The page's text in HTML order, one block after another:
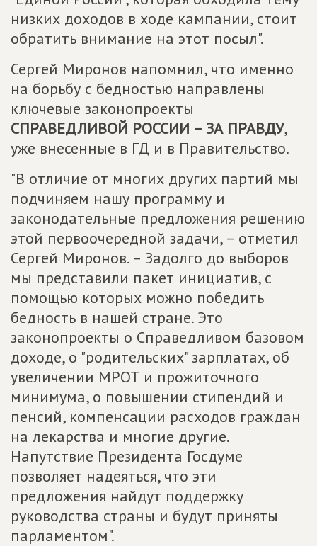
низких доходов в ходе кампании, стоит
обратить внимание на этот посыл".
Сергей Миронов напомнил, что именно
на борьбу с бедностью направлены
ключевые законопроекты
СПРАВЕДЛИВОЙ РОССИИ – ЗА ПРАВДУ,
уже внесенные в ГД и в Правительство.
"В отличие от многих других партий мы
подчиняем нашу программу и
законодательные предложения решению
этой первоочередной задачи, – отметил
Сергей Миронов. – Задолго до выборов
мы представили пакет инициатив, с
помощью которых можно победить
бедность в нашей стране. Это
законопроекты о Справедливом базовом
доходе, о "родительских" зарплатах, об
увеличении МРОТ и прожиточного
минимума, о повышении стипендий и
пенсий, компенсации расходов граждан
на лекарства и многие другие.
Напутствие Президента Госдуме
позволяет надеяться, что эти
предложения найдут поддержку
руководства страны и будут приняты
парламентом".